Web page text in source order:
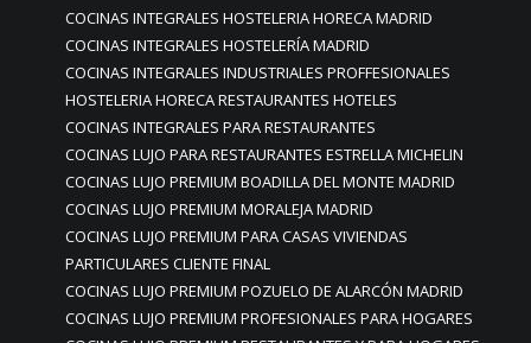
COCINAS INTEGRALES HOSTELERIA HORECA MADRID
COCINAS INTEGRALES HOSTELERÍA MADRID
COCINAS INTEGRALES INDUSTRIALES PROFFESIONALES
HOSTELERIA HORECA RESTAURANTES HOTELES
COCINAS INTEGRALES PARA RESTAURANTES
COCINAS LUJO PARA RESTAURANTES ESTRELLA MICHELIN
COCINAS LUJO PREMIUM BOADILLA DEL MONTE MADRID
COCINAS LUJO PREMIUM MORALEJA MADRID
COCINAS LUJO PREMIUM PARA CASAS VIVIENDAS
PARTICULARES CLIENTE FINAL
COCINAS LUJO PREMIUM POZUELO DE ALARCÓN MADRID
COCINAS LUJO PREMIUM PROFESIONALES PARA HOGARES